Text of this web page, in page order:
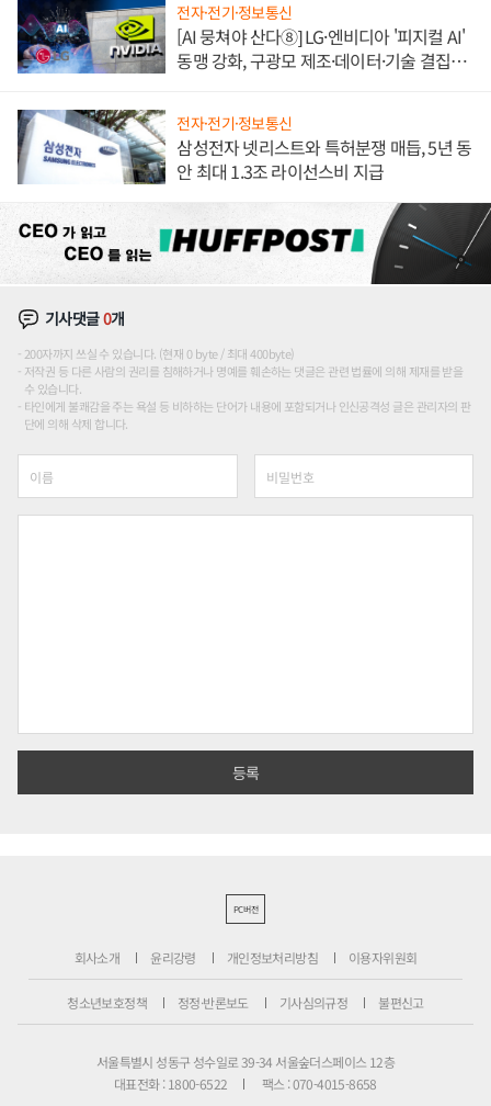
전자·전기·정보통신
[AI 뭉쳐야 산다⑧] LG·엔비디아 '피지컬 AI'
동맹 강화, 구광모 제조·데이터·기술 결집
전자·전기·정보통신
삼성전자 넷리스트와 특허분쟁 매듭, 5년 동
안 최대 1.3조 라이선스비 지급
기사댓글0개
200자까지 쓰실 수 있습니다. (현재 0 byte / 최대 400byte)
저작권 등 다른 사람의 권리를 침해하거나 명예를 훼손하는 댓글은 관련 법률에 의해 제재를 받을
수 있습니다.
타인에게 불쾌감을 주는 욕설 등 비하하는 단어가 내용에 포함되거나 인신공격성 글은 관리자의 판
단에 의해 삭제 합니다.
PC버전
회사소개 윤리강령 개인정보처리방침 이용자위원회
청소년보호정책 정정·반론보도 기사심의규정 불편신고
서울특별시 성동구 성수일로 39-34 서울숲더스페이스 12층
대표전화 : 1800-6522
팩스 : 070-4015-8658